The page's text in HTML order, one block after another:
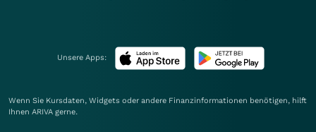
Unsere Apps:
Wenn Sie Kursdaten, Widgets oder andere Finanzinformationen benötigen, hilft
Ihnen ARIVA gerne.